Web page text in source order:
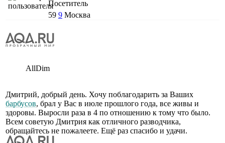
Посетитель
59 9 Москва
AllDim
Дмитрий, добрый день. Хочу поблагодарить за Ваших
барбусов, брал у Вас в июле прошлого года, все живы и
здоровы. Выросли раза в 4 по отношению к тому что было.
Всем советую Дмитрия как отличного разводчика,
обращайтесь не пожалеете. Ещё раз спасибо и удачи.